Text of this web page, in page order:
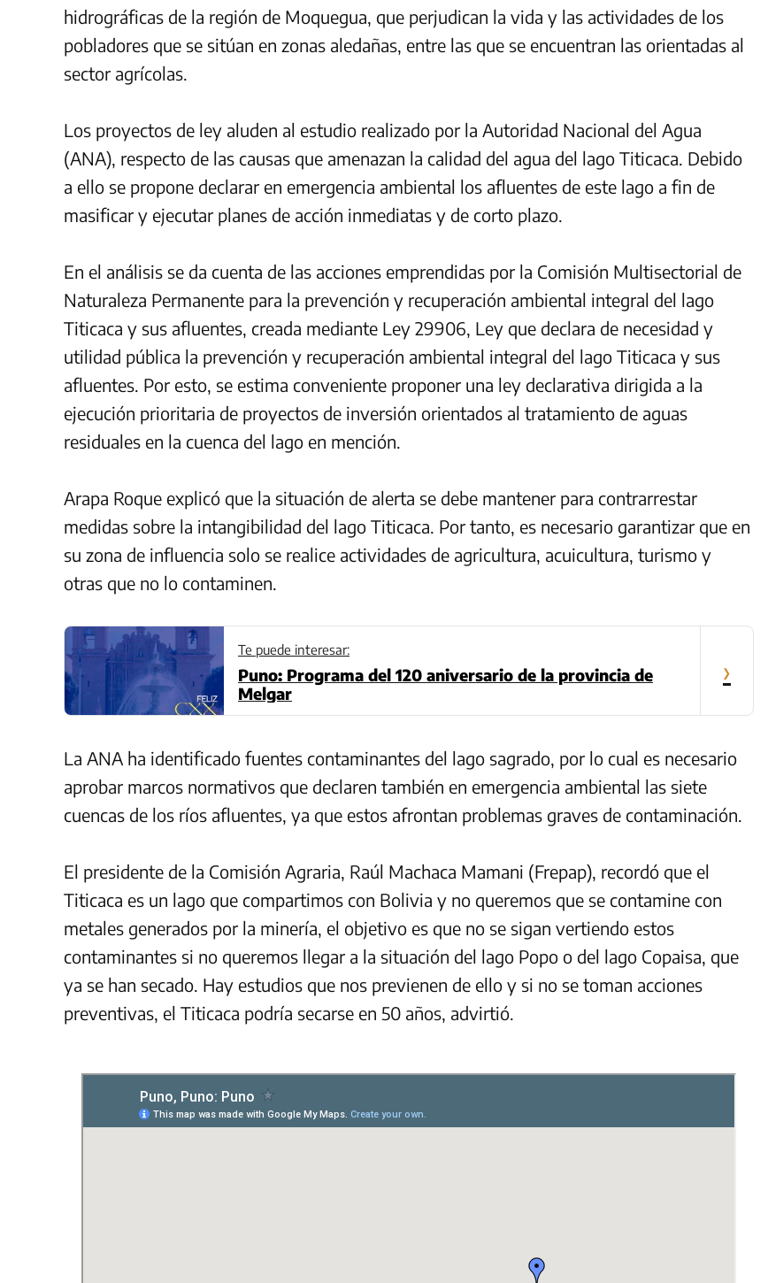
hidrográficas de la región de Moquegua, que perjudican la vida y las actividades de los
pobladores que se sitúan en zonas aledañas, entre las que se encuentran las orientadas al
sector agrícolas.
Los proyectos de ley aluden al estudio realizado por la Autoridad Nacional del Agua
(ANA), respecto de las causas que amenazan la calidad del agua del lago Titicaca. Debido
a ello se propone declarar en emergencia ambiental los afluentes de este lago a fin de
masificar y ejecutar planes de acción inmediatas y de corto plazo.
En el análisis se da cuenta de las acciones emprendidas por la Comisión Multisectorial de
Naturaleza Permanente para la prevención y recuperación ambiental integral del lago
Titicaca y sus afluentes, creada mediante Ley 29906, Ley que declara de necesidad y
utilidad pública la prevención y recuperación ambiental integral del lago Titicaca y sus
afluentes. Por esto, se estima conveniente proponer una ley declarativa dirigida a la
ejecución prioritaria de proyectos de inversión orientados al tratamiento de aguas
residuales en la cuenca del lago en mención.
Arapa Roque explicó que la situación de alerta se debe mantener para contrarrestar
medidas sobre la intangibilidad del lago Titicaca. Por tanto, es necesario garantizar que en
su zona de influencia solo se realice actividades de agricultura, acuicultura, turismo y
otras que no lo contaminen.
Te puede interesar:
Puno: Programa del 120 aniversario de la provincia de
Melgar
›
La ANA ha identificado fuentes contaminantes del lago sagrado, por lo cual es necesario
aprobar marcos normativos que declaren también en emergencia ambiental las siete
cuencas de los ríos afluentes, ya que estos afrontan problemas graves de contaminación.
El presidente de la Comisión Agraria, Raúl Machaca Mamani (Frepap), recordó que el
Titicaca es un lago que compartimos con Bolivia y no queremos que se contamine con
metales generados por la minería, el objetivo es que no se sigan vertiendo estos
contaminantes si no queremos llegar a la situación del lago Popo o del lago Copaisa, que
ya se han secado. Hay estudios que nos previenen de ello y si no se toman acciones
preventivas, el Titicaca podría secarse en 50 años, advirtió.